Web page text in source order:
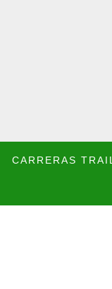
CARRERAS TRAIL